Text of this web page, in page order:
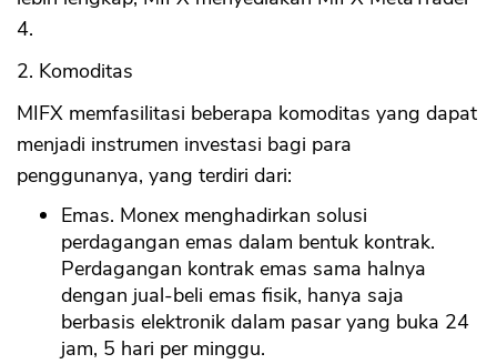
4.
2. Komoditas
MIFX memfasilitasi beberapa komoditas yang dapat
menjadi instrumen investasi bagi para
penggunanya, yang terdiri dari:
Emas. Monex menghadirkan solusi
perdagangan emas dalam bentuk kontrak.
Perdagangan kontrak emas sama halnya
dengan jual-beli emas fisik, hanya saja
berbasis elektronik dalam pasar yang buka 24
jam, 5 hari per minggu.